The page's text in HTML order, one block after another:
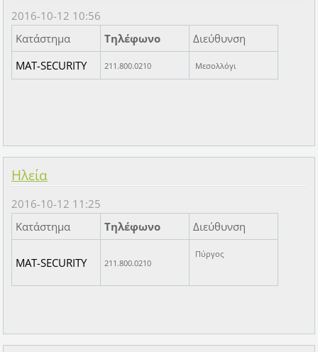
2016-10-12 10:56
Κατάστημα
Τηλέφωνο
Διεύθυνση
MAT-SECURITY
211.800.0210 Μεσολλόγι
Ηλεία
2016-10-12 11:25
Κατάστημα
Τηλέφωνο Διεύθυνση
MAT-SECURITY 211.800.0210
Πύργος